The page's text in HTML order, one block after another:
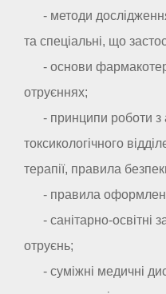
- методи
та спеціальні, що
- основи
отруєннях;
- принципи роботи з
токсикологічного
терапії, правила
- правила
- санітарно-освітні
отруєнь;
- суміжні медичні